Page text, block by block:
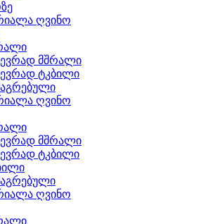
ღვინო
მშრალი
ტკბილი
ღვინო
მშრალი
ტკბილი
ღვინო